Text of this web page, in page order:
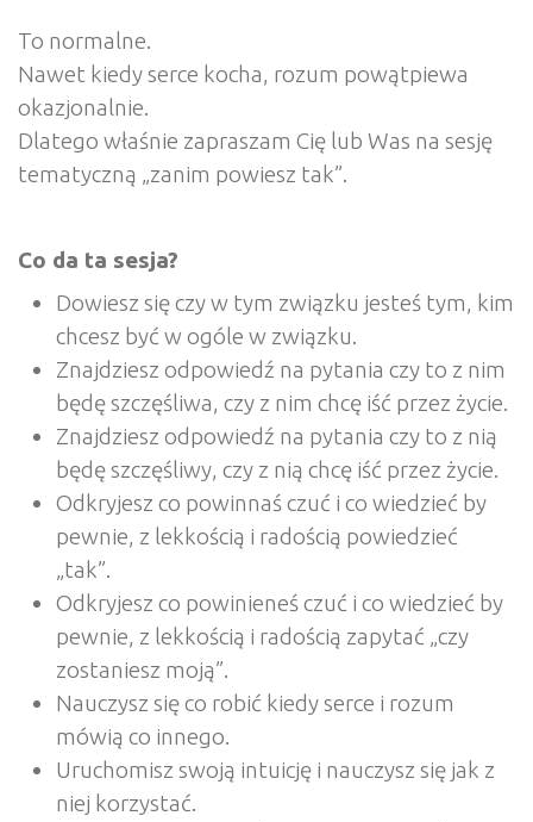
To normalne.
Nawet kiedy serce kocha, rozum powątpiewa
okazjonalnie.
Dlatego właśnie zapraszam Cię lub Was na sesję
tematyczną „zanim powiesz tak”.
Co da ta sesja?
Dowiesz się czy w tym związku jesteś tym, kim
chcesz być w ogóle w związku.
Znajdziesz odpowiedź na pytania czy to z nim
będę szczęśliwa, czy z nim chcę iść przez życie.
Znajdziesz odpowiedź na pytania czy to z nią
będę szczęśliwy, czy z nią chcę iść przez życie.
Odkryjesz co powinnaś czuć i co wiedzieć by
pewnie, z lekkością i radością powiedzieć
„tak”.
Odkryjesz co powinieneś czuć i co wiedzieć by
pewnie, z lekkością i radością zapytać „czy
zostaniesz moją”.
Nauczysz się co robić kiedy serce i rozum
mówią co innego.
Uruchomisz swoją intuicję i nauczysz się jak z
niej korzystać.